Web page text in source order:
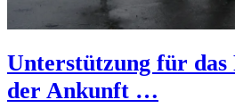
Unterstützung für das
der Ankunft …